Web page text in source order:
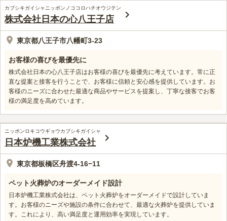
カブシキガイシャニッポンノココロハチオウジテン
株式会社日本の心八王子店
東京都八王子市八幡町3-23
お客様の喜びを最優先に
株式会社日本の心八王子店はお客様の喜びを最優先に考えています。常に正
直な提案と接客を行うことで、お客様に信頼と安心感を提供しています。お
客様のニーズに合わせた最適な商品やサービスを提案し、丁寧な接客でお客
様の満足度を高めています。
ニッポンロキコウギョウカブシキガイシャ
日本炉機工業株式会社
東京都板橋区舟渡4-16−11
ペット火葬炉のオーダーメイド設計
日本炉機工業株式会社は、ペット火葬炉をオーダーメイドで設計していま
す。お客様のニーズや施設の条件に合わせて、最適な火葬炉を提供していま
す。これにより、高い満足度と運用効率を実現しています。